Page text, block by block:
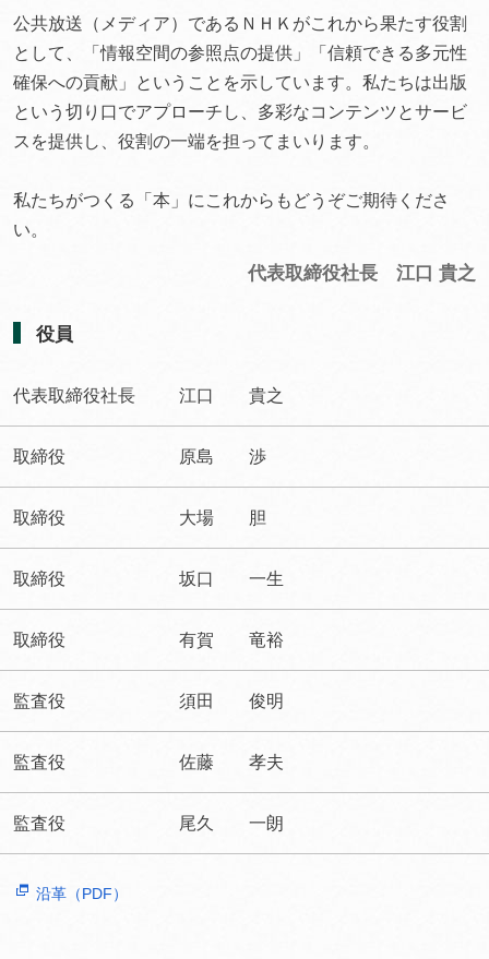
公共放送（メディア）であるＮＨＫがこれから果たす役割
として、「情報空間の参照点の提供」「信頼できる多元性
確保への貢献」ということを示しています。私たちは出版
という切り口でアプローチし、多彩なコンテンツとサービ
スを提供し、役割の一端を担ってまいります。
私たちがつくる「本」にこれからもどうぞご期待くださ
い。
代表取締役社長 江口 貴之
役員
代表取締役社長 江口 貴之
取締役 原島 渉
取締役 大場 胆
取締役 坂口 一生
取締役 有賀 竜裕
監査役 須田 俊明
監査役 佐藤 孝夫
監査役 尾久 一朗
沿革（PDF）